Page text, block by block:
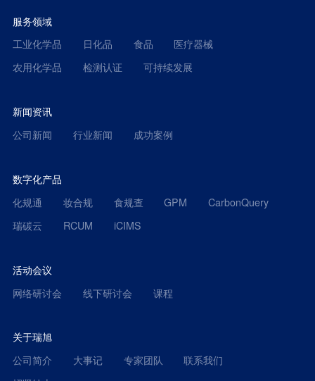
服务领域
工业化学品
日化品 食品
医疗器械
农用化学品
检测认证 可持续发展
新闻资讯
公司新闻
行业新闻 成功案例
数字化产品
化规通
妆合规 食规查 GPM
CarbonQuery
瑞碳云
RCUM iCIMS
活动会议
网络研讨会
线下研讨会 课程
关于瑞旭
公司简介
大事记 专家团队
联系我们